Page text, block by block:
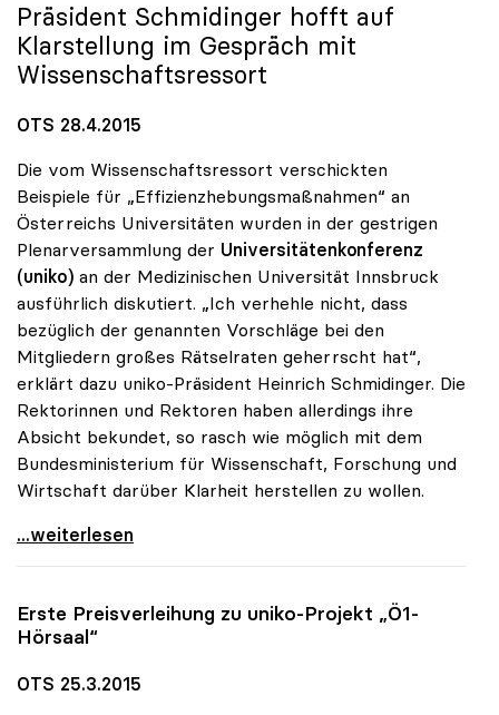
Präsident Schmidinger hofft auf
Klarstellung im Gespräch mit
Wissenschaftsressort
OTS 28.4.2015
Die vom Wissenschaftsressort verschickten
Beispiele für „Effizienzhebungsmaßnahmen“ an
Österreichs Universitäten wurden in der gestrigen
Plenarversammlung der Universitätenkonferenz
(uniko) an der Medizinischen Universität Innsbruck
ausführlich diskutiert. „Ich verhehle nicht, dass
bezüglich der genannten Vorschläge bei den
Mitgliedern großes Rätselraten geherrscht hat“,
erklärt dazu uniko-Präsident Heinrich Schmidinger. Die
Rektorinnen und Rektoren haben allerdings ihre
Absicht bekundet, so rasch wie möglich mit dem
Bundesministerium für Wissenschaft, Forschung und
Wirtschaft darüber Klarheit herstellen zu wollen.
uniko: Rätselraten über Vorschläge für
...weiterlesen
Erste Preisverleihung zu uniko-Projekt „Ö1-
Hörsaal“
OTS 25.3.2015